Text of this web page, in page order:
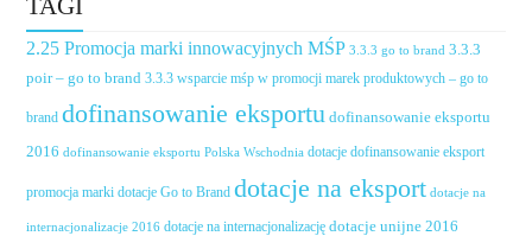
TAGI
2.25 Promocja marki innowacyjnych MŚP 3.3.3 go to brand 3.3.3
poir – go to brand 3.3.3 wsparcie mśp w promocji marek produktowych – go to
brand dofinansowanie eksportu dofinansowanie eksportu
2016 dofinansowanie eksportu Polska Wschodnia dotacje dofinansowanie eksport
promocja marki dotacje Go to Brand dotacje na eksport dotacje na
internacjonalizacje 2016 dotacje na internacjonalizację dotacje unijne 2016